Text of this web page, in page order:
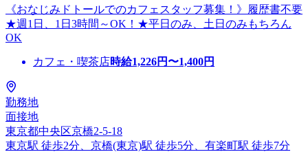
《おなじみドトールでのカフェスタッフ募集！》履歴書不要
★週1日、1日3時間～OK！★平日のみ、土日のみもちろん
OK
カフェ・喫茶店時給1,226円〜1,400円
勤務地
面接地
東京都中央区京橋2-5-18
東京駅 徒歩2分、京橋(東京)駅 徒歩5分、有楽町駅 徒歩7分